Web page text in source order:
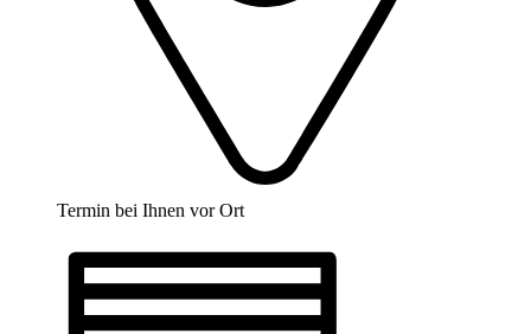
Termin bei Ihnen vor Ort